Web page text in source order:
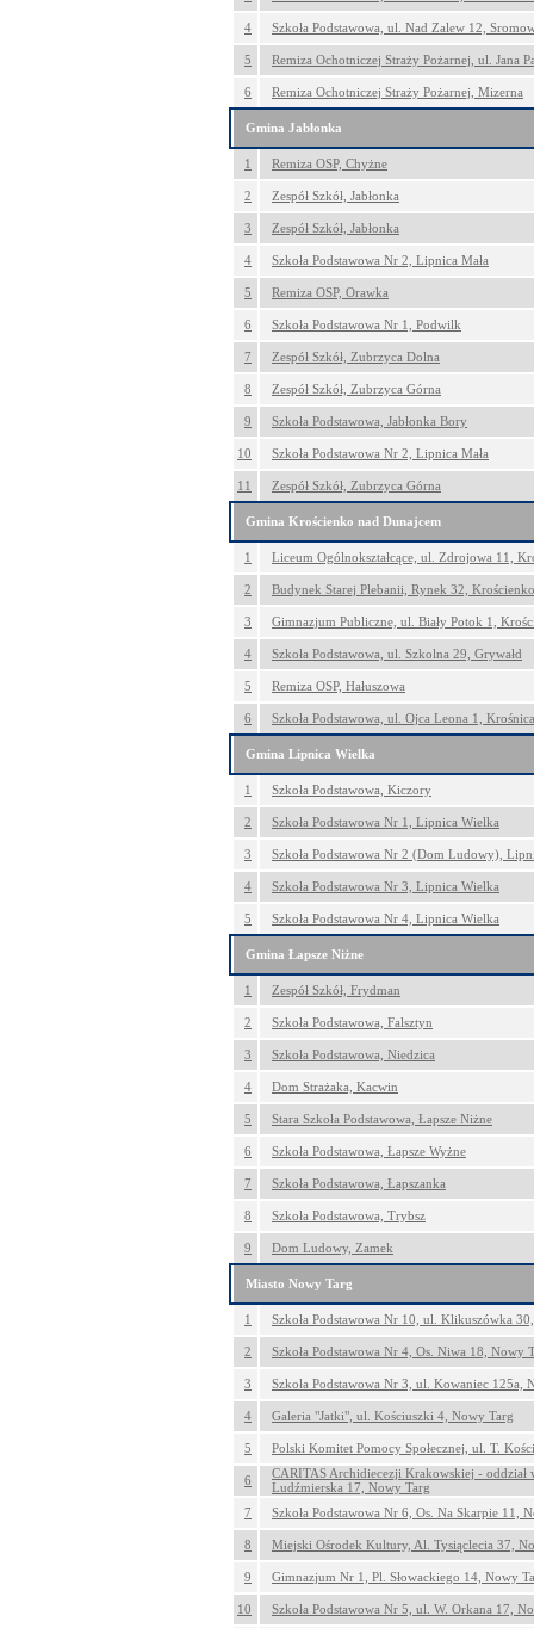
4 Szkoła Podstawowa, ul. Nad Zalew 12,
5 Remiza Ochotniczej Straży Pożarnej, ul. Jana
6 Remiza Ochotniczej Straży Pożarnej, Mizerna
Gmina Jabłonka
1 Remiza OSP, Chyżne
2 Zespół Szkół, Jabłonka
3 Zespół Szkół, Jabłonka
4 Szkoła Podstawowa Nr 2, Lipnica Mała
5 Remiza OSP, Orawka
6 Szkoła Podstawowa Nr 1, Podwilk
7 Zespół Szkół, Zubrzyca Dolna
8 Zespół Szkół, Zubrzyca Górna
9 Szkoła Podstawowa, Jabłonka Bory
10 Szkoła Podstawowa Nr 2, Lipnica Mała
11 Zespół Szkół, Zubrzyca Górna
Gmina Krościenko nad Dunajcem
1 Liceum Ogólnokształcące, ul. Zdrojowa 11,
2 Budynek Starej Plebanii, Rynek 32,
3 Gimnazjum Publiczne, ul. Biały Potok 1,
4 Szkoła Podstawowa, ul. Szkolna 29, Grywałd
5 Remiza OSP, Hałuszowa
6 Szkoła Podstawowa, ul. Ojca Leona 1, Krośnica
Gmina Lipnica Wielka
1 Szkoła Podstawowa, Kiczory
2 Szkoła Podstawowa Nr 1, Lipnica Wielka
3 Szkoła Podstawowa Nr 2 (Dom Ludowy),
4 Szkoła Podstawowa Nr 3, Lipnica Wielka
5 Szkoła Podstawowa Nr 4, Lipnica Wielka
Gmina Łapsze Niżne
1 Zespół Szkół, Frydman
2 Szkoła Podstawowa, Falsztyn
3 Szkoła Podstawowa, Niedzica
4 Dom Strażaka, Kacwin
5 Stara Szkoła Podstawowa, Łapsze Niżne
6 Szkoła Podstawowa, Łapsze Wyżne
7 Szkoła Podstawowa, Łapszanka
8 Szkoła Podstawowa, Trybsz
9 Dom Ludowy, Zamek
Miasto Nowy Targ
1 Szkoła Podstawowa Nr 10, ul. Klikuszówka
2 Szkoła Podstawowa Nr 4, Os. Niwa 18, Nowy
3 Szkoła Podstawowa Nr 3, ul. Kowaniec 125a,
4 Galeria "Jatki", ul. Kościuszki 4, Nowy Targ
5 Polski Komitet Pomocy Społecznej, ul. T.
6
CARITAS Archidiecezji Krakowskiej - oddział
Ludźmierska 17, Nowy Targ
7
Szkoła Podstawowa Nr 6, Os. Na Skarpie 11,
8 Miejski Ośrodek Kultury, Al. Tysiąclecia 37,
9 Gimnazjum Nr 1, Pl. Słowackiego 14, Nowy
10 Szkoła Podstawowa Nr 5, ul. W. Orkana 17,